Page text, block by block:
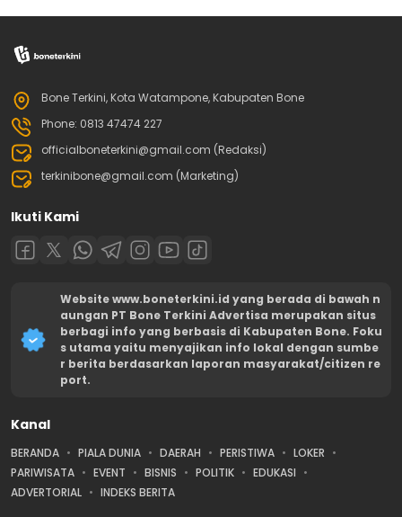
Bone Terkini, Kota Watampone, Kabupaten Bone
Phone: 0813 47474 227
officialboneterkini@gmail.com (Redaksi)
terkinibone@gmail.com (Marketing)
Ikuti Kami
Website www.boneterkini.id yang berada di bawah n
aungan PT Bone Terkini Advertisa merupakan situs
berbagi info yang berbasis di Kabupaten Bone. Foku
s utama yaitu menyajikan info lokal dengan sumbe
r berita berdasarkan laporan masyarakat/citizen re
port.
Kanal
BERANDA PIALA DUNIA DAERAH PERISTIWA
LOKER
PARIWISATA
EVENT BISNIS POLITIK
EDUKASI
ADVERTORIAL
INDEKS BERITA